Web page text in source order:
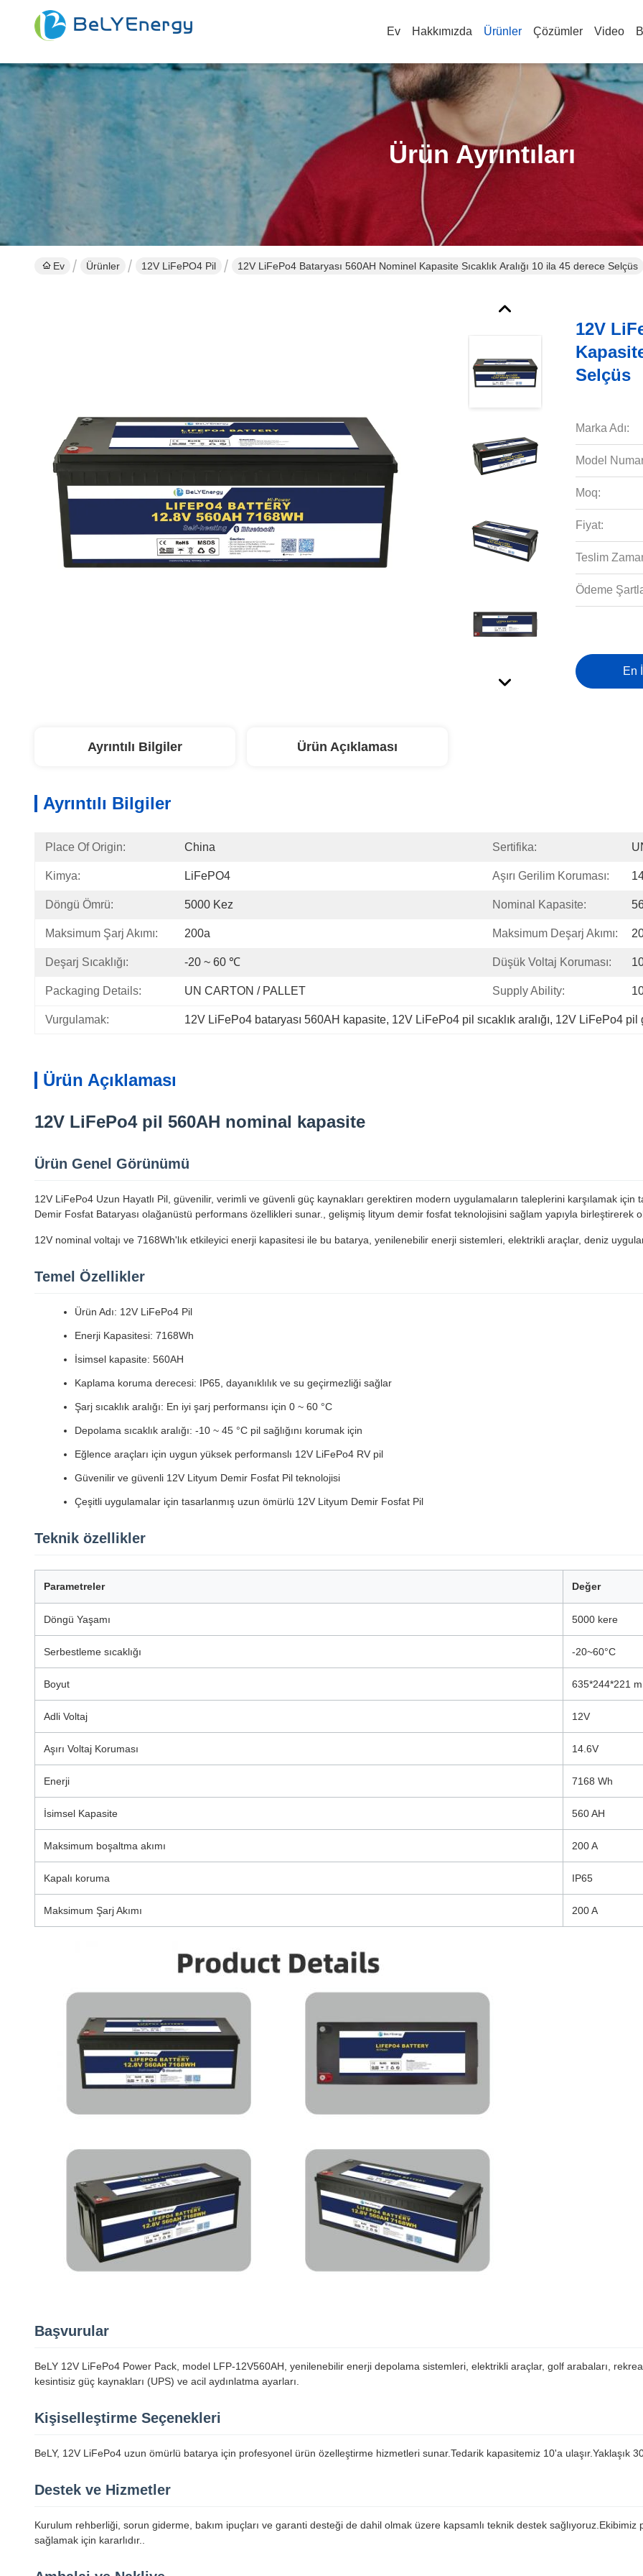
Ev Hakkımızda Ürünler Çözümler Video
Ürün Ayrıntıları
Ev Ürünler 12V LiFePO4 Pil 12V LiFePo4 Bataryası 560AH Nominel Kapasite Sıcaklık Aralığı 10 ila 45 derece Selçüs
12V
Selçüs
Marka Adı:
Model
Moq:
Fiyat:
Teslim
Ödeme
En
Ayrıntılı Bilgiler Ürün Açıklaması
Ayrıntılı Bilgiler
Place Of Origin: China Sertifika:
Kimya: LiFePO4 Aşırı Gerilim Koruması:
Döngü Ömrü: 5000 Kez Nominal Kapasite:
Maksimum Şarj Akımı: 200a Maksimum Deşarj Akımı:
Deşarj Sıcaklığı: -20 ~ 60 ℃ Düşük Voltaj Koruması:
Packaging Details: UN CARTON / PALLET Supply Ability:
Vurgulamak: 12V LiFePo4 bataryası 560AH kapasite, 12V LiFePo4 pil sıcaklık aralığı, 12V LiFePo4 pil
Ürün Açıklaması
12V LiFePo4 pil 560AH nominal kapasite
Ürün Genel Görünümü
12V LiFePo4 Uzun Hayatlı Pil, güvenilir, verimli ve güvenli güç kaynakları gerektiren modern uygulamaların taleplerini karşılamak
Demir Fosfat Bataryası olağanüstü performans özellikleri sunar., gelişmiş lityum demir fosfat teknolojisini sağlam yapıyla birleştirerek
12V nominal voltajı ve 7168Wh'lık etkileyici enerji kapasitesi ile bu batarya, yenilenebilir enerji sistemleri, elektrikli araçlar, deniz
Temel Özellikler
Ürün Adı: 12V LiFePo4 Pil
Enerji Kapasitesi: 7168Wh
İsimsel kapasite: 560AH
Kaplama koruma derecesi: IP65, dayanıklılık ve su geçirmezliği sağlar
Şarj sıcaklık aralığı: En iyi şarj performansı için 0 ~ 60 °C
Depolama sıcaklık aralığı: -10 ~ 45 °C pil sağlığını korumak için
Eğlence araçları için uygun yüksek performanslı 12V LiFePo4 RV pil
Güvenilir ve güvenli 12V Lityum Demir Fosfat Pil teknolojisi
Çeşitli uygulamalar için tasarlanmış uzun ömürlü 12V Lityum Demir Fosfat Pil
Teknik özellikler
Parametreler Değer
Döngü Yaşamı 5000 kere
Serbestleme sıcaklığı -20~60°C
Boyut 635*244*221
Adli Voltaj 12V
Aşırı Voltaj Koruması 14.6V
Enerji 7168 Wh
İsimsel Kapasite 560 AH
Maksimum boşaltma akımı 200 A
Kapalı koruma IP65
Maksimum Şarj Akımı 200 A
Başvurular
BeLY 12V LiFePo4 Power Pack, model LFP-12V560AH, yenilenebilir enerji depolama sistemleri, elektrikli araçlar, golf arabaları,
kesintisiz güç kaynakları (UPS) ve acil aydınlatma ayarları.
Kişiselleştirme Seçenekleri
BeLY, 12V LiFePo4 uzun ömürlü batarya için profesyonel ürün özelleştirme hizmetleri sunar.Tedarik kapasitemiz 10'a ulaşır.Yaklaşık
Destek ve Hizmetler
Kurulum rehberliği, sorun giderme, bakım ipuçları ve garanti desteği de dahil olmak üzere kapsamlı teknik destek sağlıyoruz.Ekibimiz
sağlamak için kararlıdır..